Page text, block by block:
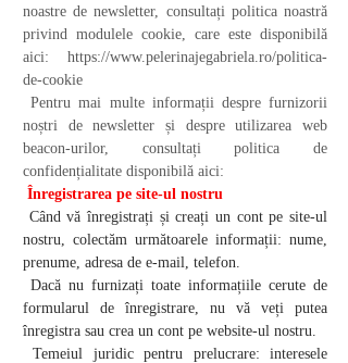
noastre de newsletter, consultați politica noastră
privind modulele cookie, care este disponibilă
aici: https://www.pelerinajegabriela.ro/politica-
de-cookie
Pentru mai multe informații despre furnizorii
noștri de newsletter și despre utilizarea web
beacon-urilor, consultați politica de
confidențialitate disponibilă aici:
Înregistrarea pe site-ul nostru
Când vă înregistrați și creați un cont pe site-ul
nostru, colectăm următoarele informații: nume,
prenume, adresa de e-mail, telefon.
Dacă nu furnizați toate informațiile cerute de
formularul de înregistrare, nu vă veți putea
înregistra sau crea un cont pe website-ul nostru.
Temeiul juridic pentru prelucrare: interesele